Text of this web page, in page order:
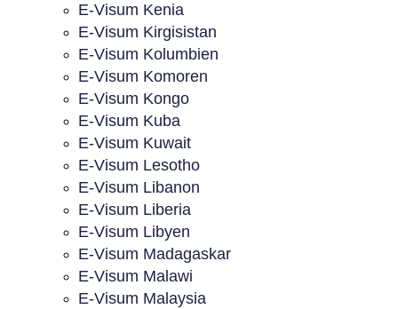
E-Visum Kenia
E-Visum Kirgisistan
E-Visum Kolumbien
E-Visum Komoren
E-Visum Kongo
E-Visum Kuba
E-Visum Kuwait
E-Visum Lesotho
E-Visum Libanon
E-Visum Liberia
E-Visum Libyen
E-Visum Madagaskar
E-Visum Malawi
E-Visum Malaysia